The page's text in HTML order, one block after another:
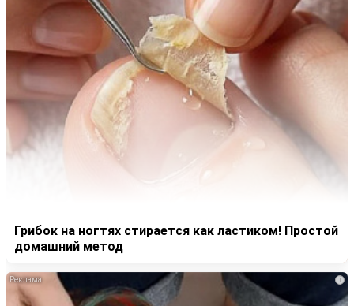
Грибок на ногтях стирается как ластиком! Простой
домашний метод
i